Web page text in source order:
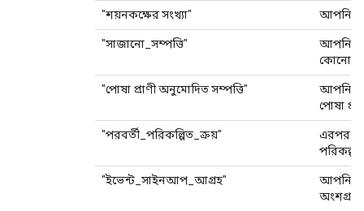
"শয়নকক্ষের সংখ্যা" আপনি
"সাজানো_সম্পত্তি"
আপনি
কোনো
"পোষা প্রাণী অনুমোদিত সম্পত্তি"
আপনি
পোষা
"পরবর্তী_পরিকল্পিত_ক্রয়"
এরপর
"ইভেন্ট_সাইনআপ_আগ্রহ"
আপনি